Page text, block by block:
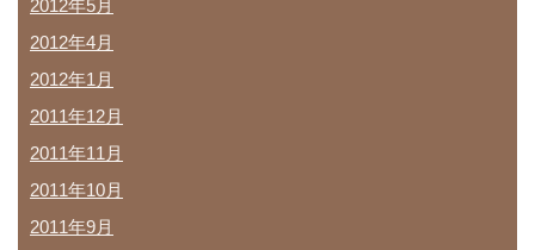
2012年5月
2012年4月
2012年1月
2011年12月
2011年11月
2011年10月
2011年9月